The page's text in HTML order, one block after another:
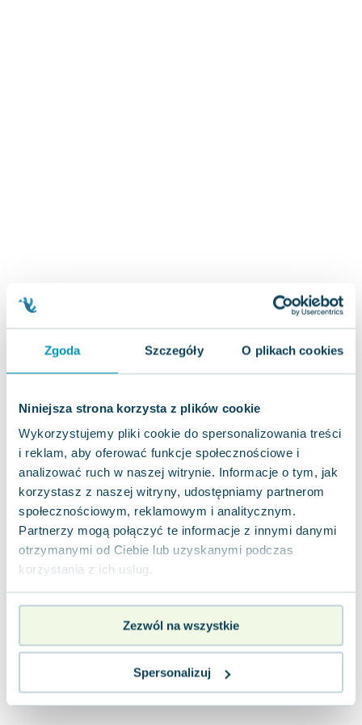
Zgoda Szczegóły O plikach cookies
Niniejsza strona korzysta z plików cookie
Wykorzystujemy pliki cookie do spersonalizowania treści
i reklam, aby oferować funkcje społecznościowe i
analizować ruch w naszej witrynie. Informacje o tym, jak
korzystasz z naszej witryny, udostępniamy partnerom
społecznościowym, reklamowym i analitycznym.
Partnerzy mogą połączyć te informacje z innymi danymi
otrzymanymi od Ciebie lub uzyskanymi podczas
korzystania z ich usług.
Zezwól na wszystkie
Spersonalizuj
Michael Scott
Piotr Semka
Jarosław Iwaszkiewicz
Joseph Murphy
Aleksander Puszkin
Oscar Wilde
Małgorzata Ohme
Maddie Ziegler
Leszek Czarnecki
Joanna Racewicz
Maria Seweryn
Janina Zającówna
Anna Prus (oprac.)
Nela Mała Reporterka
Agnieszka Maciąg
Terry Pratchett